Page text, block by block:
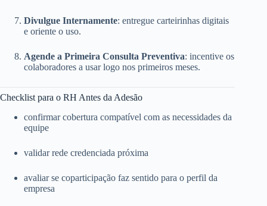
Divulgue Internamente: entregue carteirinhas digitais
e oriente o uso.
Agende a Primeira Consulta Preventiva: incentive os
colaboradores a usar logo nos primeiros meses.
Checklist para o RH Antes da Adesão
confirmar cobertura compatível com as necessidades da
equipe
validar rede credenciada próxima
avaliar se coparticipação faz sentido para o perfil da
empresa